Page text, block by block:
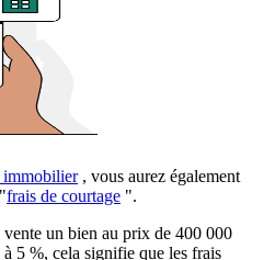
immobilier, vous aurez également
frais de courtage ".
un bien au prix de 400 000
5 %, cela signifie que les frais